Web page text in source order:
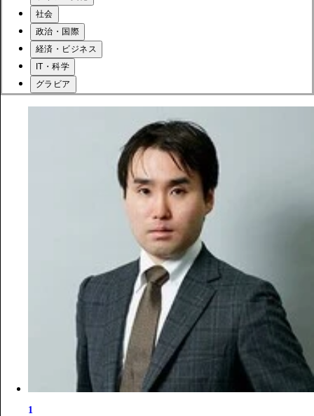
社会
政治・国際
経済・ビジネス
IT・科学
グラビア
1